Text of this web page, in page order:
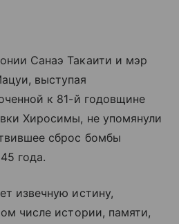
Санаэ Такаити и мэр
выступая
к 81-й годовщине
Хиросимы, не упомянули
сброс бомбы
года.
извечную истину,
числе истории, памяти,